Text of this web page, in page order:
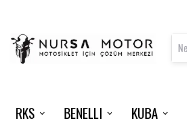
RKS BENELLI KUBA